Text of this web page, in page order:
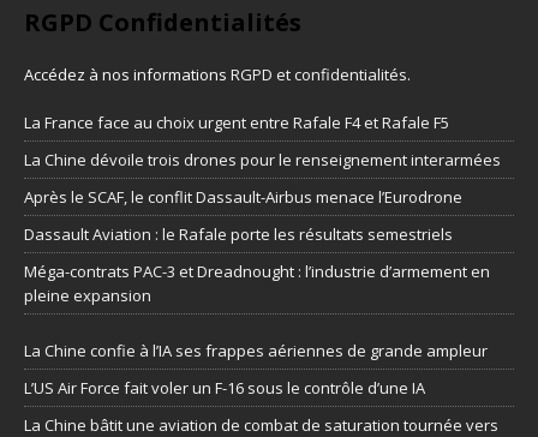
RGPD Confidentialités
Accédez à nos informations RGPD et confidentialités.
La France face au choix urgent entre Rafale F4 et Rafale F5
La Chine dévoile trois drones pour le renseignement interarmées
Après le SCAF, le conflit Dassault-Airbus menace l’Eurodrone
Dassault Aviation : le Rafale porte les résultats semestriels
Méga-contrats PAC-3 et Dreadnought : l’industrie d’armement en
pleine expansion
La Chine confie à l’IA ses frappes aériennes de grande ampleur
L’US Air Force fait voler un F-16 sous le contrôle d’une IA
La Chine bâtit une aviation de combat de saturation tournée vers